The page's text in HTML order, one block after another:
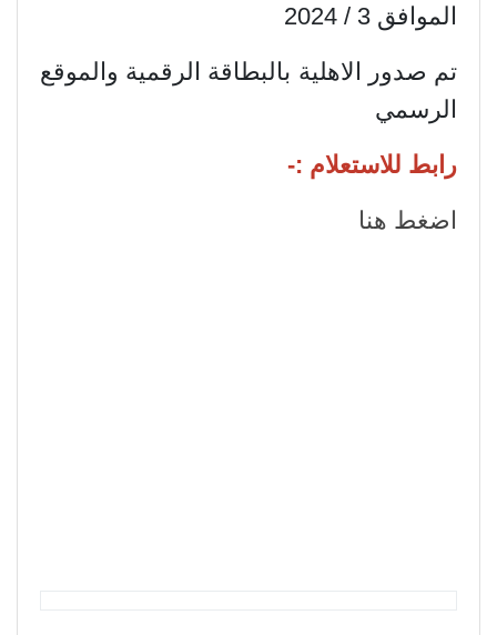
الموافق 3 / 2024
تم صدور الاهلية بالبطاقة الرقمية والموقع
الرسمي
رابط للاستعلام :-
اضغط هنا